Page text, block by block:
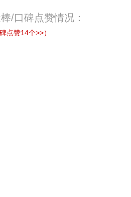
/口碑点赞情况：
点赞14个>>）